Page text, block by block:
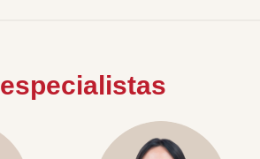
especialistas